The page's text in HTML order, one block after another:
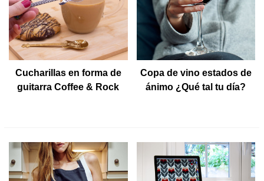
Cucharillas en forma de
guitarra Coffee & Rock
Copa de vino estados de
ánimo ¿Qué tal tu día?